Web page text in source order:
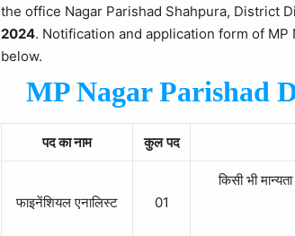
the office Nagar Parishad Shahpura, District
2024. Notification and application form of
below.
MP Nagar Parishad
पद का नाम कुल पद
फाइनेंशियल एनालिस्ट 01
किसी भी